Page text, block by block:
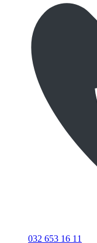
032 653 16 11